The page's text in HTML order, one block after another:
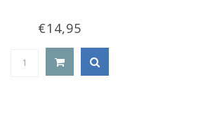
€14,95